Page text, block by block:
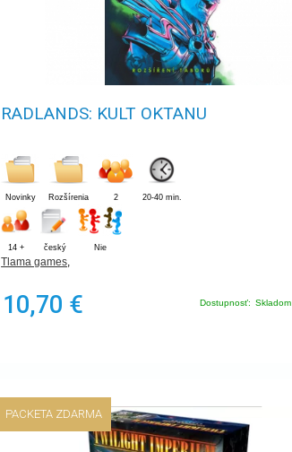
RADLANDS: KULT OKTANU
Novinky Rozšírenia 2 20-40 min.
14 + český Nie
Tlama games,
10,70 € Dostupnosť: Skladom
PACKETA ZDARMA